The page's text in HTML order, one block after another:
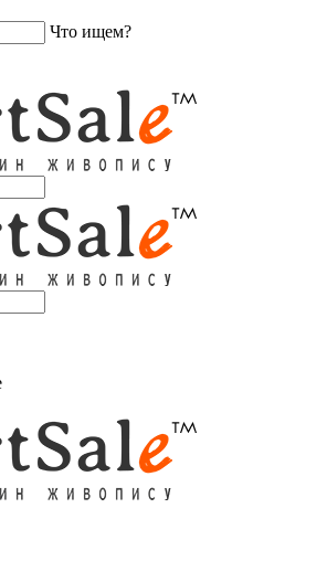
Что ищем?